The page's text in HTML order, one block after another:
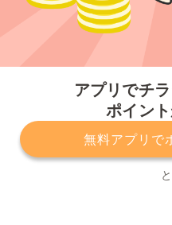
アプリでチ
ポイン
無料アプリで
プライバシーポリシー
サービスに関してのお問い